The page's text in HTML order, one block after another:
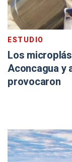
ESTUDIO
Los
Aconcagua y
provocaron